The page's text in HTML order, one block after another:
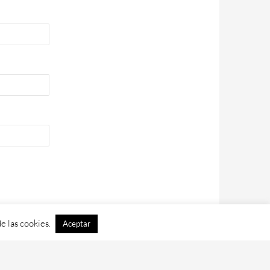
las cookies. Aceptar